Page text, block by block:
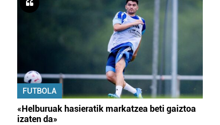
FUTBOLA
«Helburuak hasieratik markatzea beti gaiztoa
izaten da»